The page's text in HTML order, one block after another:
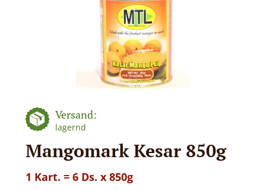
Versand:
lagernd
Mangomark Kesar 850g
1 Kart. = 6 Ds. x 850g